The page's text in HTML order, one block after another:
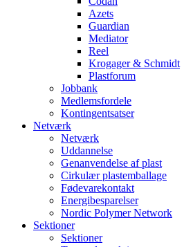
Azets
Guardian
Mediator
Reel
Krogager & Schmidt
Plastforum
Jobbank
Medlemsfordele
Kontingentsatser
Netværk
Netværk
Uddannelse
Genanvendelse af plast
Cirkulær plastemballage
Fødevarekontakt
Energibesparelser
Nordic Polymer Network
Sektioner
Sektioner